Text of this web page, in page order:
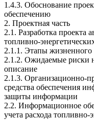
1.4.3. Обоснование
обеспечению
2. Проектная часть
2.1. Разработка проекта
топливно-
2.1.1. Этапы жизненного
2.1.2. Ожидаемые риски
описание
2.1.3. Организационно-
средства обеспечения
защиты информации
2.2. Информационное
учета расхода топливно-